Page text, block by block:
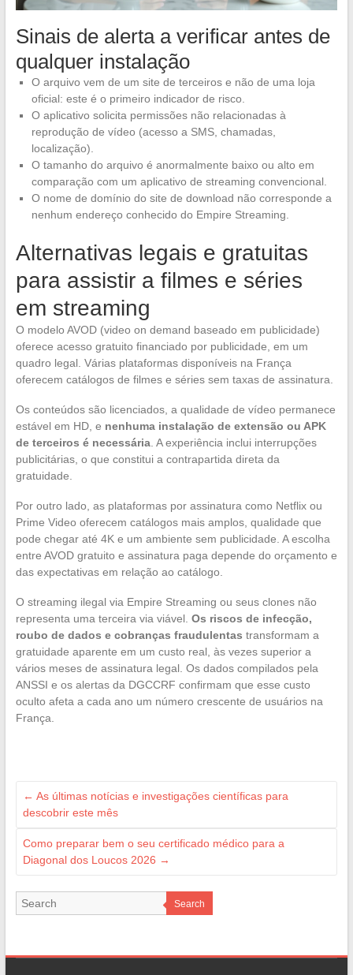
Sinais de alerta a verificar antes de
qualquer instalação
O arquivo vem de um site de terceiros e não de uma loja
oficial: este é o primeiro indicador de risco.
O aplicativo solicita permissões não relacionadas à
reprodução de vídeo (acesso a SMS, chamadas,
localização).
O tamanho do arquivo é anormalmente baixo ou alto em
comparação com um aplicativo de streaming convencional.
O nome de domínio do site de download não corresponde a
nenhum endereço conhecido do Empire Streaming.
Alternativas legais e gratuitas
para assistir a filmes e séries
em streaming
O modelo AVOD (video on demand baseado em publicidade)
oferece acesso gratuito financiado por publicidade, em um
quadro legal. Várias plataformas disponíveis na França
oferecem catálogos de filmes e séries sem taxas de assinatura.
Os conteúdos são licenciados, a qualidade de vídeo permanece
estável em HD, e nenhuma instalação de extensão ou APK
de terceiros é necessária. A experiência inclui interrupções
publicitárias, o que constitui a contrapartida direta da
gratuidade.
Por outro lado, as plataformas por assinatura como Netflix ou
Prime Video oferecem catálogos mais amplos, qualidade que
pode chegar até 4K e um ambiente sem publicidade. A escolha
entre AVOD gratuito e assinatura paga depende do orçamento e
das expectativas em relação ao catálogo.
O streaming ilegal via Empire Streaming ou seus clones não
representa uma terceira via viável. Os riscos de infecção,
roubo de dados e cobranças fraudulentas transformam a
gratuidade aparente em um custo real, às vezes superior a
vários meses de assinatura legal. Os dados compilados pela
ANSSI e os alertas da DGCCRF confirmam que esse custo
oculto afeta a cada ano um número crescente de usuários na
França.
← As últimas notícias e investigações científicas para
descobrir este mês
Como preparar bem o seu certificado médico para a
Diagonal dos Loucos 2026 →
Search